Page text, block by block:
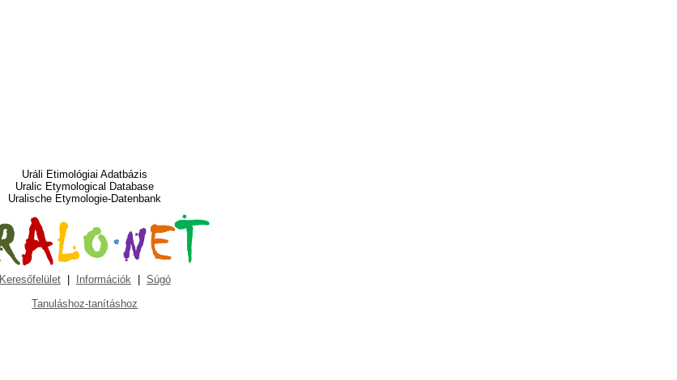
Uráli Etimológiai Adatbázis
Uralic Etymological Database
Uralische Etymologie-Datenbank
Keresőfelület| Információk| Súgó
Tanuláshoz-tanításhoz